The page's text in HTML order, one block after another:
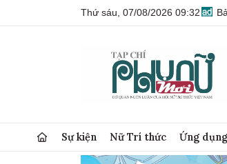
Thứ sáu, 07/08/2026 09:32
Sự kiện Nữ Trí thức Ứng